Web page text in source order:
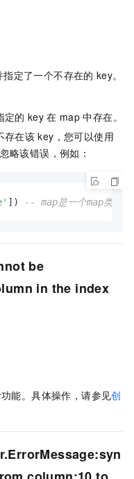
指定了一个不存在的 key。
定的 key 在 map 中存在。
存在该 key，您可以使用
略该错误，例如：
]) -- map是一个map类型
be
in the index
能。具体操作，请参见创